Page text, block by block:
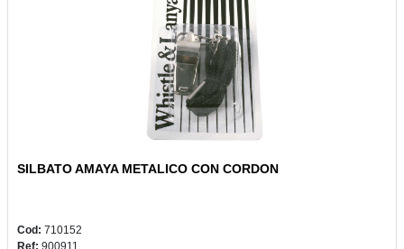
SILBATO AMAYA METALICO CON CORDON
Cod: 710152
Ref: 900911
PLUS
CAMPUS